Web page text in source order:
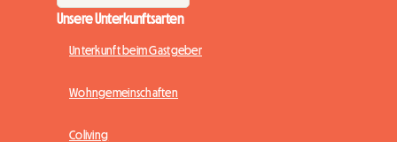
Unsere Unterkunftsarten
Unterkunft beim Gastgeber
Wohngemeinschaften
Coliving